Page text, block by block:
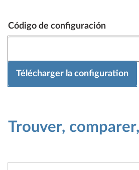
Código de configuración data
Código de configuración
Télécharger la configuration
Trouver,